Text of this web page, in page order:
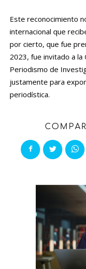
Este reconocimiento
internacional que
por cierto, que fue
2023, fue invitado a la
Periodismo de
justamente para
periodística.